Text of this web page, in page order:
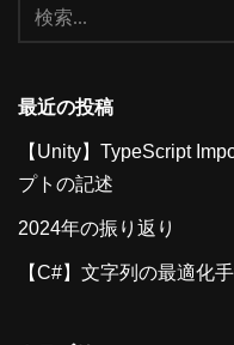
最近の投稿
【Unity】TypeScript
プトの記述
2024年の振り返り
【C#】文字列の最適化